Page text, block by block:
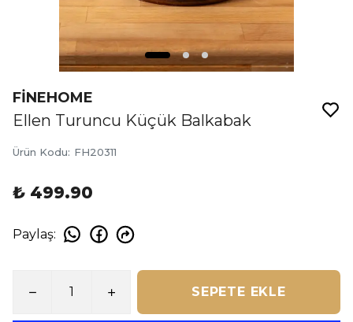
FİNEHOME
Ellen Turuncu Küçük Balkabak
Ürün Kodu: FH20311
₺ 499.90
Paylaş:
SEPETE EKLE